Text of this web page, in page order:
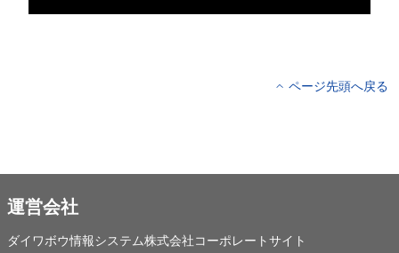
ページ先頭へ戻る
運営会社
ダイワボウ情報システム株式会社コーポレートサイト